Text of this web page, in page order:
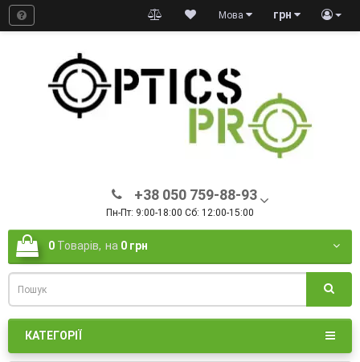
грн
Мова
+38 050 759-88-93
Пн-Пт: 9:00-18:00 Сб: 12:00-15:00
0 Товарів, на 0 грн
КАТЕГОРІЇ